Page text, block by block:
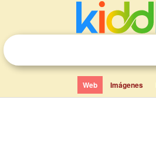
Web Imágenes